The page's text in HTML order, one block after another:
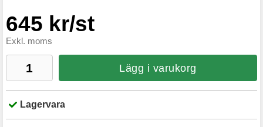
645 kr/st
Exkl. moms
Lägg i varukorg
Lagervara